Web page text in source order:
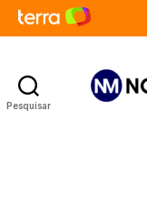
Pesquisar